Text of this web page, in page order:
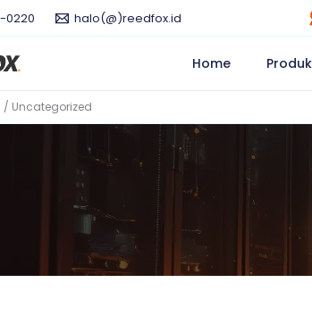
0220 halo(@)reedfox.id
Home Produk
Uncategorized